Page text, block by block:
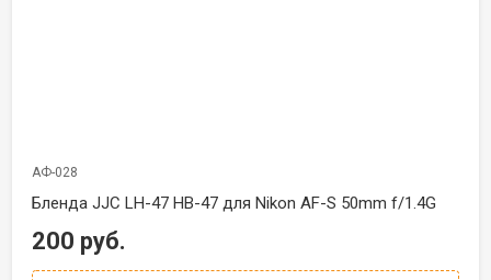
АФ-028
Бленда JJC LH-47 HB-47 для Nikon AF-S 50mm f/1.4G
200 руб.